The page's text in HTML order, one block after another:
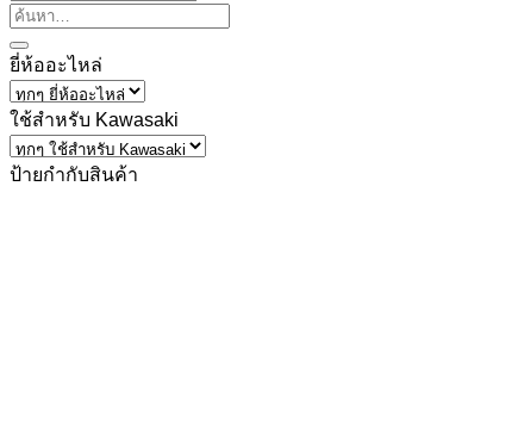
ยี่ห้ออะไหล่
ใช้สำหรับ Kawasaki
ป้ายกำกับสินค้า